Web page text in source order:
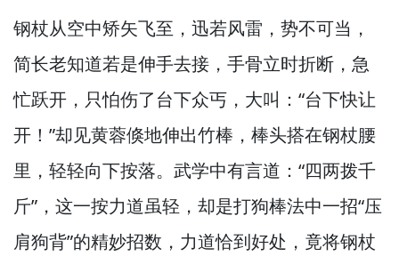
钢杖从空中矫矢飞至， 迅若风雷， 势不可当，
简长老知道若是伸手去接， 手骨立时折断， 急
忙跃开， 只怕伤了台下众丐， 大叫：“台下快让
开！”却见黄蓉倏地伸出竹棒， 棒头搭在钢杖腰
里， 轻轻向下按落。 武学中有言道：“四两拨千
斤”， 这一按力道虽轻， 却是打狗棒法中一招“压
肩狗背”的精妙招数， 力道恰到好处， 竟将钢杖